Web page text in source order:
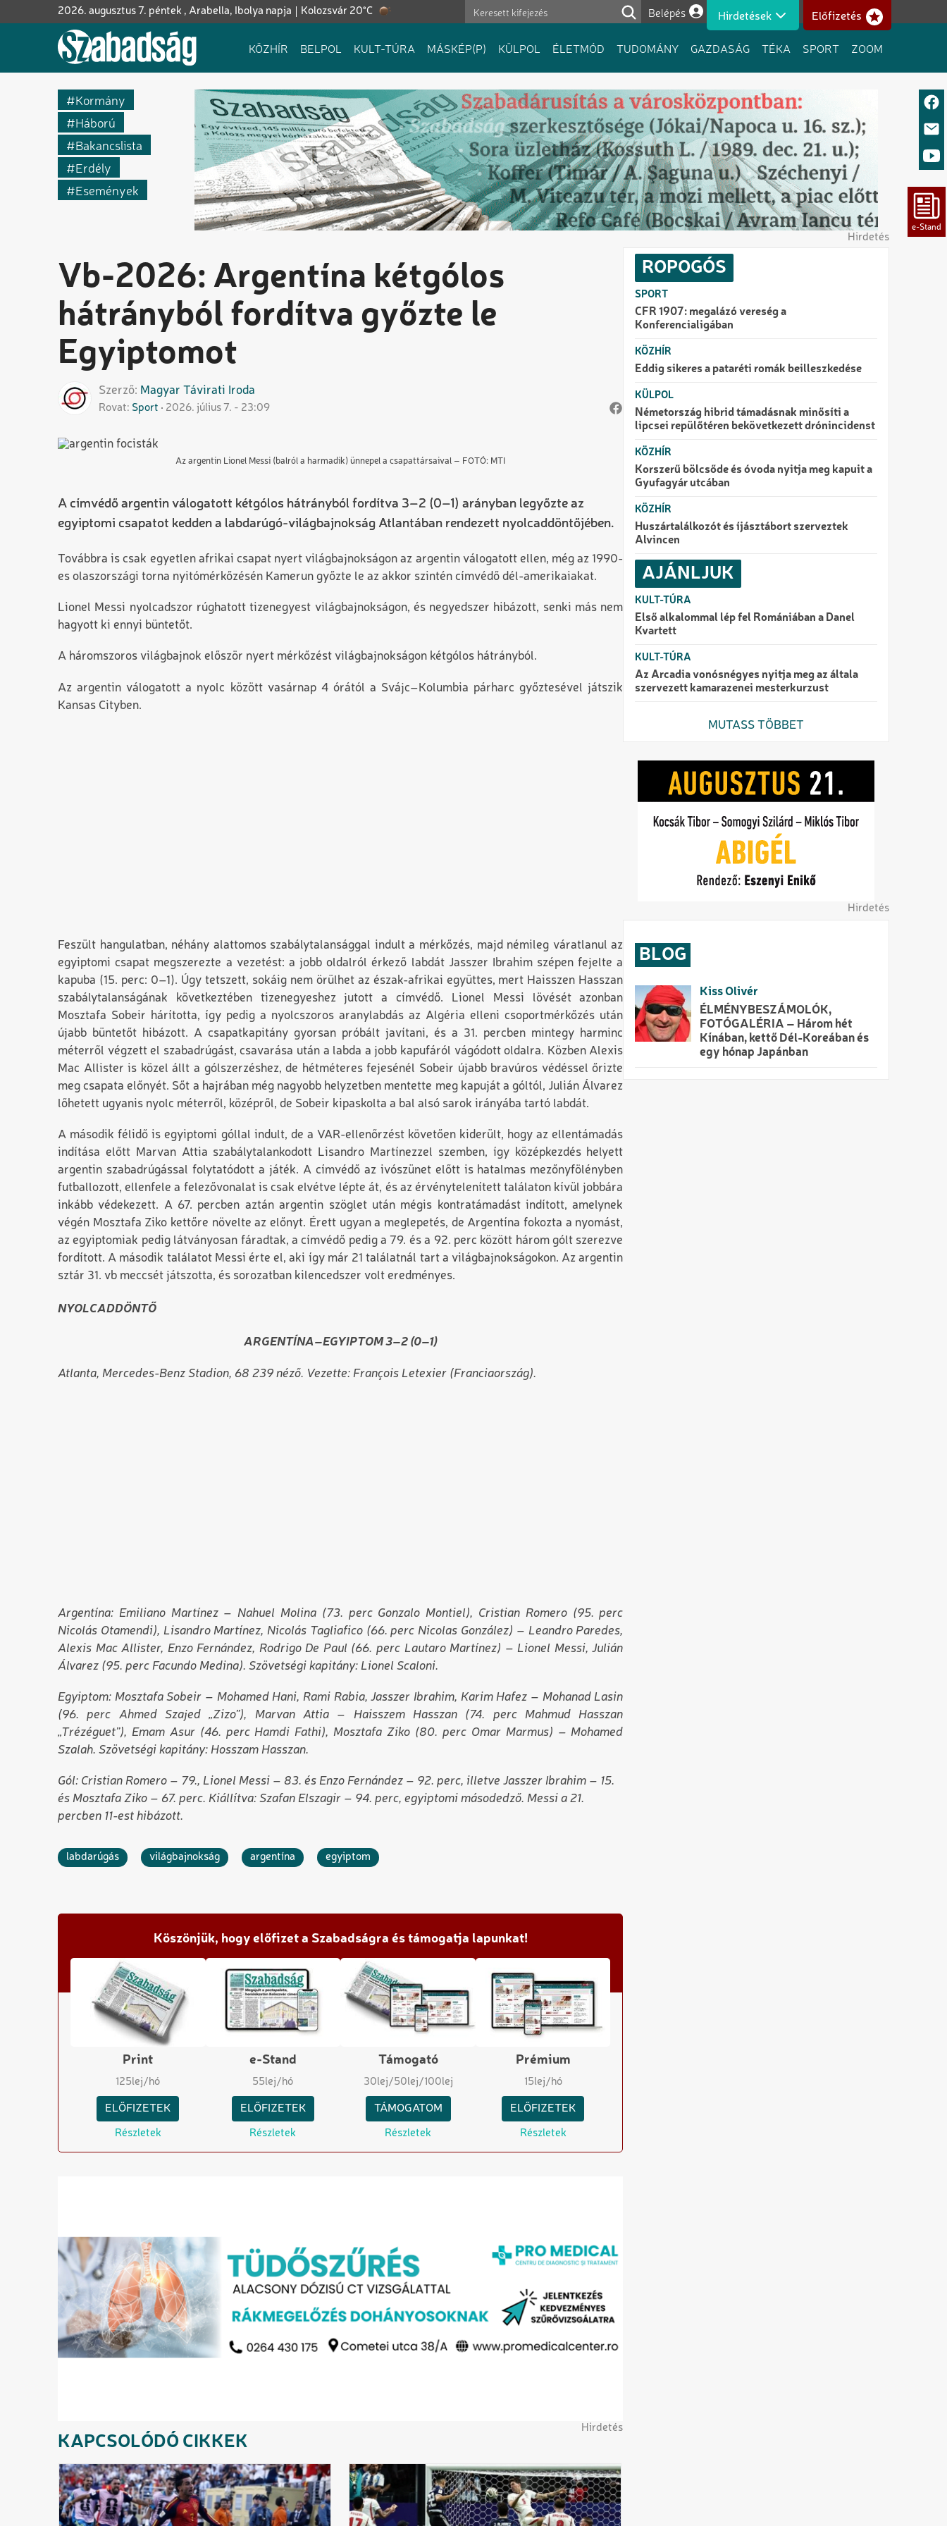
a
Kolozsvár 20°C
2026. augusztus 7. péntek , Arabella, Ibolya napja
Felhasználói fiók menüje
Belépés Hirdetések Előfizetés
Fő
KÖZHÍR BELPOL KULT-TÚRA MÁSKÉP(P) KÜLPOL ÉLETMÓD TUDOMÁNY GAZDASÁG TÉKA SPORT ZOOM
Kormány
Háború
Bakancslista
Erdély
Események
Hirdetés
Vb-2026: Argentína kétgólos
hátrányból fordítva győzte le
Egyiptomot
Szerző Magyar Távirati Iroda
Rovat Sport 2026. július 7. - 23:09
Az argentin Lionel Messi (balról a harmadik) ünnepel a csapattársaival – FOTÓ: MTI
A címvédő argentin válogatott kétgólos hátrányból fordítva 3–2 (0–1) arányban legyőzte az
egyiptomi csapatot kedden a labdarúgó-világbajnokság Atlantában rendezett nyolcaddöntőjében.
Továbbra is csak egyetlen afrikai csapat nyert világbajnokságon az argentin válogatott ellen, még az 1990-
es olaszországi torna nyitómérkőzésén Kamerun győzte le az akkor szintén címvédő dél-amerikaiakat.
Lionel Messi nyolcadszor rúghatott tizenegyest világbajnokságon, és negyedszer hibázott, senki más nem
hagyott ki ennyi büntetőt.
A háromszoros világbajnok először nyert mérkőzést világbajnokságon kétgólos hátrányból.
Az argentin válogatott a nyolc között vasárnap 4 órától a Svájc–Kolumbia párharc győztesével játszik
Kansas Cityben.
Feszült hangulatban, néhány alattomos szabálytalansággal indult a mérkőzés, majd némileg váratlanul az
egyiptomi csapat megszerezte a vezetést: a jobb oldalról érkező labdát Jasszer Ibrahim szépen fejelte a
kapuba (15. perc: 0–1). Úgy tetszett, sokáig nem örülhet az észak-afrikai együttes, mert Haisszen Hasszan
szabálytalanságának következtében tizenegyeshez jutott a címvédő. Lionel Messi lövését azonban
Mosztafa Sobeir hárította, így pedig a nyolcszoros aranylabdás az Algéria elleni csoportmérkőzés után
újabb büntetőt hibázott. A csapatkapitány gyorsan próbált javítani, és a 31. percben mintegy harminc
méterről végzett el szabadrúgást, csavarása után a labda a jobb kapufáról vágódott oldalra. Közben Alexis
Mac Allister is közel állt a gólszerzéshez, de hétméteres fejesénél Sobeir újabb bravúros védéssel őrizte
meg csapata előnyét. Sőt a hajrában még nagyobb helyzetben mentette meg kapuját a góltól, Julián Álvarez
lőhetett ugyanis nyolc méterről, középről, de Sobeir kipaskolta a bal alsó sarok irányába tartó labdát.
A második félidő is egyiptomi góllal indult, de a VAR-ellenőrzést követően kiderült, hogy az ellentámadás
indítása előtt Marvan Attia szabálytalankodott Lisandro Martínezzel szemben, így középkezdés helyett
argentin szabadrúgással folytatódott a játék. A címvédő az ivószünet előtt is hatalmas mezőnyfölényben
futballozott, ellenfele a felezővonalat is csak elvétve lépte át, és az érvénytelenített találaton kívül jobbára
inkább védekezett. A 67. percben aztán argentin szöglet után mégis kontratámadást indított, amelynek
végén Mosztafa Ziko kettőre növelte az előnyt. Érett ugyan a meglepetés, de Argentína fokozta a nyomást,
az egyiptomiak pedig látványosan fáradtak, a címvédő pedig a 79. és a 92. perc között három gólt szerezve
fordított. A második találatot Messi érte el, aki így már 21 találatnál tart a világbajnokságokon. Az argentin
sztár 31. vb meccsét játszotta, és sorozatban kilencedszer volt eredményes.
NYOLCADDÖNTŐ
ARGENTÍNA–EGYIPTOM 3–2 (0–1)
Atlanta, Mercedes-Benz Stadion, 68 239 néző. Vezette: François Letexier (Franciaország).
Argentína: Emiliano Martínez – Nahuel Molina (73. perc Gonzalo Montiel), Cristian Romero (95. perc
Nicolás Otamendi), Lisandro Martínez, Nicolás Tagliafico (66. perc Nicolas González) – Leandro Paredes,
Alexis Mac Allister, Enzo Fernández, Rodrigo De Paul (66. perc Lautaro Martínez) – Lionel Messi, Julián
Álvarez (95. perc Facundo Medina). Szövetségi kapitány: Lionel Scaloni.
Egyiptom: Mosztafa Sobeir – Mohamed Hani, Rami Rabia, Jasszer Ibrahim, Karim Hafez – Mohanad Lasin
(96. perc Ahmed Szajed „Zizo”), Marvan Attia – Haisszem Hasszan (74. perc Mahmud Hasszan
„Trézéguet”), Emam Asur (46. perc Hamdi Fathi), Mosztafa Ziko (80. perc Omar Marmus) – Mohamed
Szalah. Szövetségi kapitány: Hosszam Hasszan.
Gól: Cristian Romero – 79., Lionel Messi – 83. és Enzo Fernández – 92. perc, illetve Jasszer Ibrahim – 15.
és Mosztafa Ziko – 67. perc. Kiállítva: Szafan Elszagir – 94. perc, egyiptomi másodedző. Messi a 21.
percben 11-est hibázott.
labdarúgás világbajnokság argentína egyiptom
Köszönjük, hogy előfizet a Szabadságra és támogatja lapunkat!
Print
125lej/hó
ELŐFIZETEK
Részletek
e-Stand
55lej/hó
ELŐFIZETEK
Részletek
Támogató
30lej/50lej/100lej
TÁMOGATOM
Részletek
Prémium
15lej/hó
ELŐFIZETEK
Részletek
Hirdetés
KAPCSOLÓDÓ CIKKEK
ROPOGÓS
SPORT
CFR 1907: megalázó vereség a
Konferencialigában
KÖZHÍR
Eddig sikeres a pataréti romák beilleszkedése
KÜLPOL
Németország hibrid támadásnak minősíti a
lipcsei repülőtéren bekövetkezett drónincidenst
KÖZHÍR
Korszerű bölcsőde és óvoda nyitja meg kapuit a
Gyufagyár utcában
KÖZHÍR
Huszártalálkozót és íjásztábort szerveztek
Alvincen
AJÁNLJUK
KULT-TÚRA
Első alkalommal lép fel Romániában a Danel
Kvartett
KULT-TÚRA
Az Arcadia vonósnégyes nyitja meg az általa
szervezett kamarazenei mesterkurzust
MUTASS TÖBBET
Hirdetés
BLOG
Kiss Olivér
ÉLMÉNYBESZÁMOLÓK,
FOTÓGALÉRIA – Három hét
Kínában, kettő Dél-Koreában és
egy hónap Japánban